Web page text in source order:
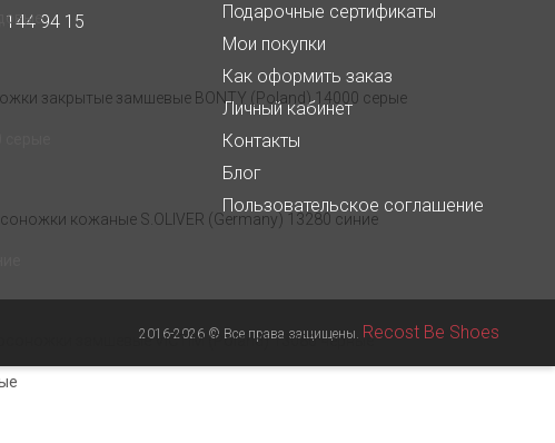
144 94 15
Подарочные сертификаты
Мои покупки
Как оформить заказ
Личный кабинет
Контакты
Блог
Пользовательское соглашение
2016-2026 © Все права защищены. Recost Be Shoes